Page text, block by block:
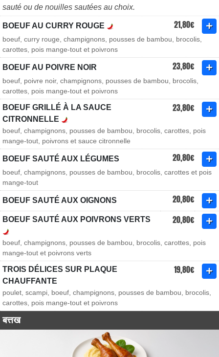
sauté ou de nouilles sautées au choix.
BOEUF AU CURRY ROUGE 21,80€
boeuf, curry rouge, champignons, pousses de bambou, brocolis,
carottes, pois mange-tout et poivrons
BOEUF AU POIVRE NOIR 23,80€
boeuf, poivre noir, champignons, pousses de bambou, brocolis,
carottes, pois mange-tout et poivrons
BOEUF GRILLÉ À LA SAUCE
CITRONNELLE
23,80€
boeuf, champignons, pousses de bambou, brocolis, carottes, pois
mange-tout, poivrons et sauce citronnelle
BOEUF SAUTÉ AUX LÉGUMES 20,80€
boeuf, champignons, pousses de bambou, brocolis, carottes et pois
mange-tout
BOEUF SAUTÉ AUX OIGNONS 20,80€
BOEUF SAUTÉ AUX POIVRONS VERTS 20,80€
boeuf, champignons, pousses de bambou, brocolis, carottes, pois
mange-tout et poivrons verts
TROIS DÉLICES SUR PLAQUE
CHAUFFANTE
19,80€
poulet, scampi, boeuf, champignons, pousses de bambou, brocolis,
carottes, pois mange-tout et poivrons
बत्तख